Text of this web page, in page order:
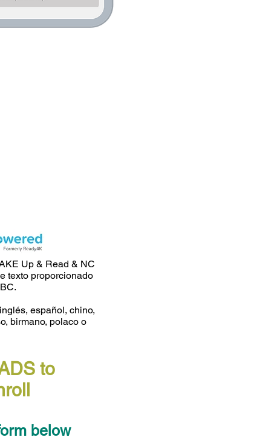
Up & Read & NC
texto proporcionado
inglés, español, chino,
birmano, polaco o
to
below